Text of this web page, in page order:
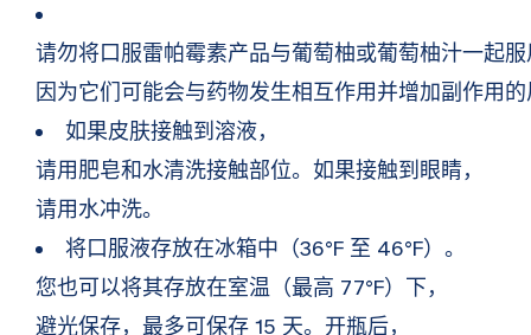
请勿将口服雷帕霉素产品与葡萄柚或葡萄柚汁一起
因为它们可能会与药物发生相互作用并增加副作用
如果皮肤接触到溶液，
请用肥皂和水清洗接触部位。如果接触到眼睛，
请用水冲洗。
将口服液存放在冰箱中（36°F 至 46°F）。
您也可以将其存放在室温（最高 77°F）下，
避光保存，最多可保存 15 天。开瓶后，